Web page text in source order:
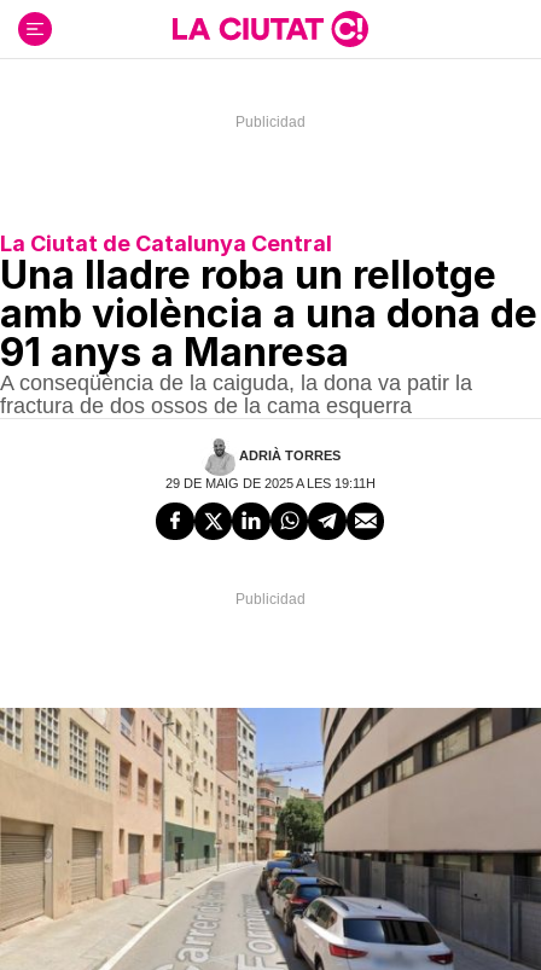
contenido
La Ciutat de Catalunya Central
Una lladre roba un rellotge
amb violència a una dona de
91 anys a Manresa
A conseqüència de la caiguda, la dona va patir la
fractura de dos ossos de la cama esquerra
ADRIÀ TORRES
29 DE MAIG DE 2025 A LES 19:11H